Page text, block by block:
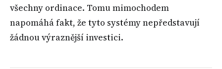
všechny ordinace. Tomu mimochodem
napomáhá fakt, že tyto systémy nepředstavují
žádnou výraznější investici.